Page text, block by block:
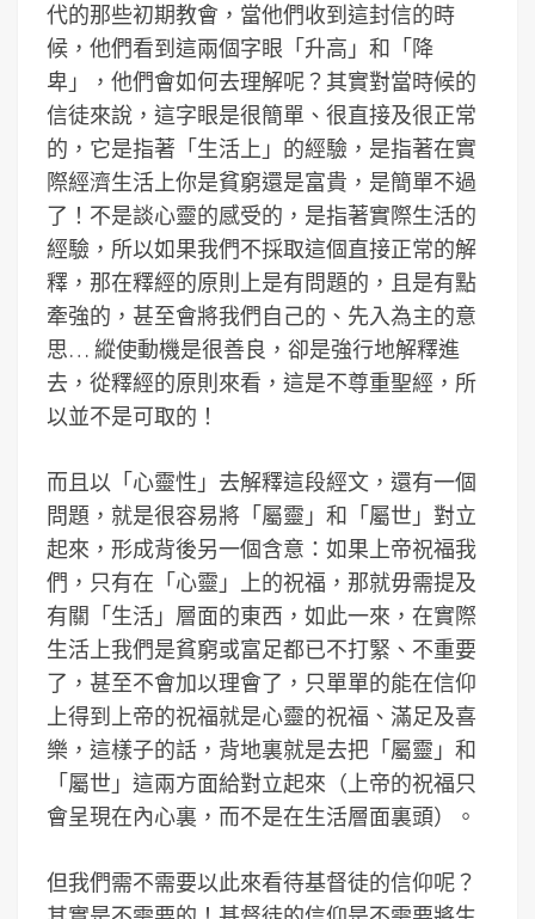
代的那些初期教會，當他們收到這封信的時
候，他們看到這兩個字眼「升高」和「降
卑」，他們會如何去理解呢？其實對當時候的
信徒來說，這字眼是很簡單、很直接及很正常
的，它是指著「生活上」的經驗，是指著在實
際經濟生活上你是貧窮還是富貴，是簡單不過
了！不是談心靈的感受的，是指著實際生活的
經驗，所以如果我們不採取這個直接正常的解
釋，那在釋經的原則上是有問題的，且是有點
牽強的，甚至會將我們自己的、先入為主的意
思… 縱使動機是很善良，卻是強行地解釋進
去，從釋經的原則來看，這是不尊重聖經，所
以並不是可取的！
而且以「心靈性」去解釋這段經文，還有一個
問題，就是很容易將「屬靈」和「屬世」對立
起來，形成背後另一個含意：如果上帝祝福我
們，只有在「心靈」上的祝福，那就毋需提及
有關「生活」層面的東西，如此一來，在實際
生活上我們是貧窮或富足都已不打緊、不重要
了，甚至不會加以理會了，只單單的能在信仰
上得到上帝的祝福就是心靈的祝福、滿足及喜
樂，這樣子的話，背地裏就是去把「屬靈」和
「屬世」這兩方面給對立起來（上帝的祝福只
會呈現在內心裏，而不是在生活層面裏頭）。
但我們需不需要以此來看待基督徒的信仰呢？